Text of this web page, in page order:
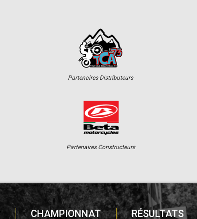
Partenaires Distributeurs
Partenaires Constructeurs
CHAMPIONNAT RÉSULTATS